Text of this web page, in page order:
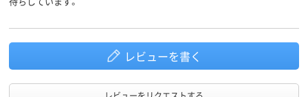
レビューを書く